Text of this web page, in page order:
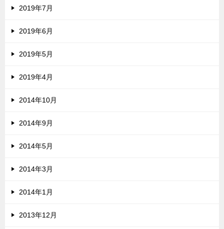
2019年7月
2019年6月
2019年5月
2019年4月
2014年10月
2014年9月
2014年5月
2014年3月
2014年1月
2013年12月